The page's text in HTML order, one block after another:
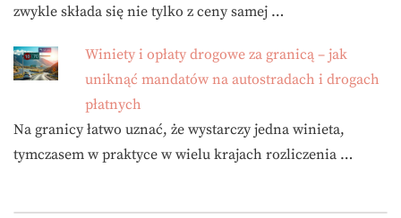
zwykle składa się nie tylko z ceny samej …
Winiety i opłaty drogowe za granicą – jak
uniknąć mandatów na autostradach i drogach
płatnych
Na granicy łatwo uznać, że wystarczy jedna winieta,
tymczasem w praktyce w wielu krajach rozliczenia …